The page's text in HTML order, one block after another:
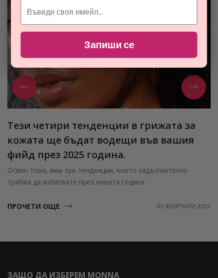
Тези четири тенденции в грижата за
кожата ще бъдат водещи във вашия
фийд през 2025 година.
Освен това, има три тенденции, които задължително
трябва да избягвате през новата година.
ПРОЧЕТИ ОЩЕ 03 ФЕВРУАРИ 2025
ЗАЩО ДА ИЗБЕРЕМ MONNA
Запиши се